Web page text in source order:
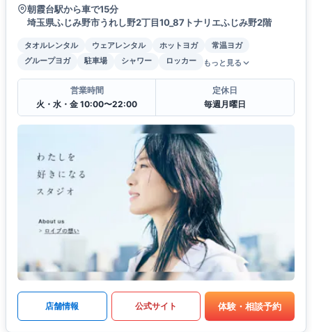
朝霞台駅から車で15分
埼玉県ふじみ野市うれし野2丁目10_87トナリエふじみ野2階
タオルレンタル ウェアレンタル ホットヨガ
常温ヨガ
グループヨガ
駐車場 シャワー ロッカー もっと見る
営業時間
火・水・金 10:00〜22:00
定休日
毎週月曜日
店舗情報 公式サイト 体験・相談予約